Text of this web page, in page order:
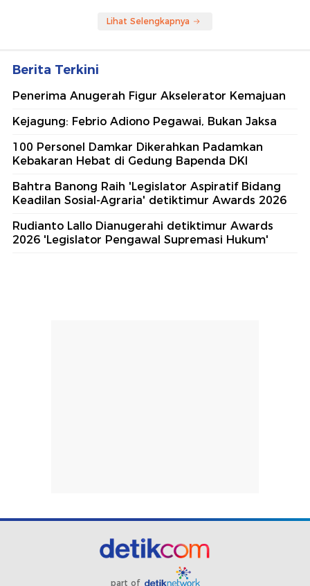
Lihat Selengkapnya
Berita Terkini
Penerima Anugerah Figur Akselerator Kemajuan
Kejagung: Febrio Adiono Pegawai, Bukan Jaksa
100 Personel Damkar Dikerahkan Padamkan
Kebakaran Hebat di Gedung Bapenda DKI
Bahtra Banong Raih 'Legislator Aspiratif Bidang
Keadilan Sosial-Agraria' detiktimur Awards 2026
Rudianto Lallo Dianugerahi detiktimur Awards
2026 'Legislator Pengawal Supremasi Hukum'
part of